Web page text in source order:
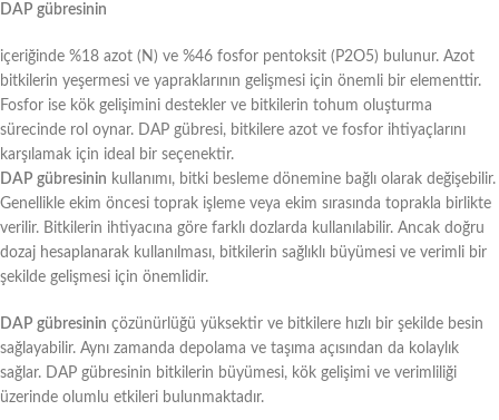
DAP gübresinin
içeriğinde %18 azot (N) ve %46 fosfor pentoksit (P2O5) bulunur. Azot
bitkilerin yeşermesi ve yapraklarının gelişmesi için önemli bir elementtir.
Fosfor ise kök gelişimini destekler ve bitkilerin tohum oluşturma
sürecinde rol oynar. DAP gübresi, bitkilere azot ve fosfor ihtiyaçlarını
karşılamak için ideal bir seçenektir.
DAP gübresinin kullanımı, bitki besleme dönemine bağlı olarak değişebilir.
Genellikle ekim öncesi toprak işleme veya ekim sırasında toprakla birlikte
verilir. Bitkilerin ihtiyacına göre farklı dozlarda kullanılabilir. Ancak doğru
dozaj hesaplanarak kullanılması, bitkilerin sağlıklı büyümesi ve verimli bir
şekilde gelişmesi için önemlidir.
DAP gübresinin çözünürlüğü yüksektir ve bitkilere hızlı bir şekilde besin
sağlayabilir. Aynı zamanda depolama ve taşıma açısından da kolaylık
sağlar. DAP gübresinin bitkilerin büyümesi, kök gelişimi ve verimliliği
üzerinde olumlu etkileri bulunmaktadır.